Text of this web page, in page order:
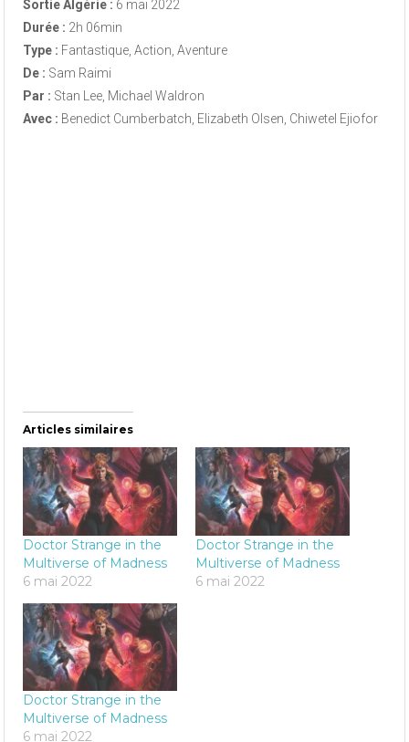
Sortie Algérie : 6 mai 2022
Durée : 2h 06min
Type : Fantastique, Action, Aventure
De : Sam Raimi
Par : Stan Lee, Michael Waldron
Avec : Benedict Cumberbatch, Elizabeth Olsen, Chiwetel Ejiofor
Articles similaires
Doctor Strange in the
Multiverse of Madness
6 mai 2022
Doctor Strange in the
Multiverse of Madness
6 mai 2022
Doctor Strange in the
Multiverse of Madness
6 mai 2022